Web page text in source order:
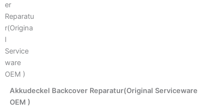
Akkudeckel Backcover Reparatur(Original Serviceware
OEM )